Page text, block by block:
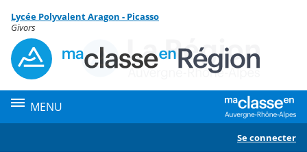
Menu de la rubrique
Contenu
Lycée Polyvalent Aragon - Picasso
Givors
MENU
Se connecter